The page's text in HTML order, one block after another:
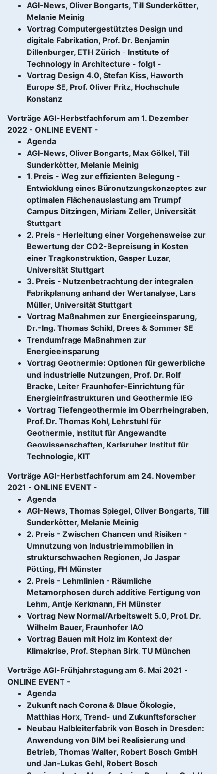
AGI-News, Oliver Bongarts, Till Sunderkötter,
Melanie Meinig
Vortrag Computergestütztes Design und
digitale Fabrikation, Prof. Dr. Benjamin
Dillenburger, ETH Zürich - Institute of
Technology in Architecture - folgt -
Vortrag Design 4.0, Stefan Kiss, Haworth
Europe SE, Prof. Oliver Fritz, Hochschule
Konstanz
Vorträge AGI-Herbstfachforum am 1. Dezember
2022 - ONLINE EVENT -
Agenda
AGI-News, Oliver Bongarts, Max Gölkel, Till
Sunderkötter, Melanie Meinig
1. Preis - Weg zur effizienten Belegung -
Entwicklung eines Büronutzungskonzeptes zur
optimalen Flächenauslastung am Trumpf
Campus Ditzingen, Miriam Zeller, Universität
Stuttgart
2. Preis - Herleitung einer Vorgehensweise zur
Bewertung der CO2-Bepreisung in Kosten
einer Tragkonstruktion, Gasper Luzar,
Universität Stuttgart
3. Preis - Nutzenbetrachtung der integralen
Fabrikplanung anhand der Wertanalyse, Lars
Müller, Universität Stuttgart
Vortrag Maßnahmen zur Energieeinsparung,
Dr.-Ing. Thomas Schild, Drees & Sommer SE
Trendumfrage Maßnahmen zur
Energieeinsparung
Vortrag Geothermie: Optionen für gewerbliche
und industrielle Nutzungen, Prof. Dr. Rolf
Bracke, Leiter Fraunhofer-Einrichtung für
Energieinfrastrukturen und Geothermie IEG
Vortrag Tiefengeothermie im Oberrheingraben,
Prof. Dr. Thomas Kohl, Lehrstuhl für
Geothermie, Institut für Angewandte
Geowissenschaften, Karlsruher Institut für
Technologie, KIT
Vorträge AGI-Herbstfachforum am 24. November
2021 - ONLINE EVENT -
Agenda
AGI-News, Thomas Spiegel, Oliver Bongarts, Till
Sunderkötter, Melanie Meinig
2. Preis - Zwischen Chancen und Risiken -
Umnutzung von Industrieimmobilien in
strukturschwachen Regionen, Jo Jaspar
Pötting, FH Münster
2. Preis - Lehmlinien - Räumliche
Metamorphosen durch additive Fertigung von
Lehm, Antje Kerkmann, FH Münster
Vortrag New Normal/Arbeitswelt 5.0, Prof. Dr.
Wilhelm Bauer, Fraunhofer IAO
Vortrag Bauen mit Holz im Kontext der
Klimakrise, Prof. Stephan Birk, TU München
Vorträge AGI-Frühjahrstagung am 6. Mai 2021 -
ONLINE EVENT -
Agenda
Zukunft nach Corona & Blaue Ökologie,
Matthias Horx, Trend- und Zukunftsforscher
Neubau Halbleiterfabrik von Bosch in Dresden:
Anwendung von BIM bei Realisierung und
Betrieb, Thomas Walter, Robert Bosch GmbH
und Jan-Lukas Gehl, Robert Bosch